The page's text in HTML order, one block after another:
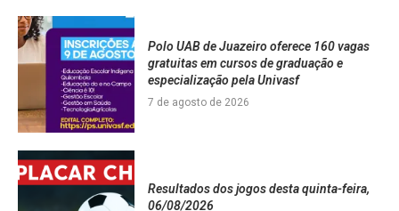
Polo UAB de Juazeiro oferece 160 vagas
gratuitas em cursos de graduação e
especialização pela Univasf
7 de agosto de 2026
Resultados dos jogos desta quinta-feira,
06/08/2026